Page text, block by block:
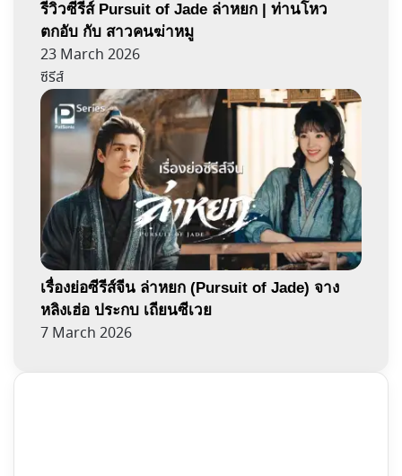
รีวิวซีรีส์ Pursuit of Jade ล่าหยก | ท่านโหว
ตกอับ กับ สาวคนฆ่าหมู
23 March 2026
ซีรีส์
เรื่องย่อซีรีส์จีน ล่าหยก (Pursuit of Jade) จาง
หลิงเฮ่อ ประกบ เถียนซีเวย
7 March 2026